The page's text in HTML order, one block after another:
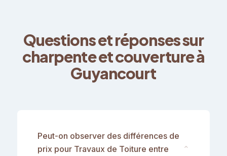
Questions et réponses sur
charpente et couverture à
Guyancourt
Peut-on observer des différences de
prix pour Travaux de Toiture entre
⌄